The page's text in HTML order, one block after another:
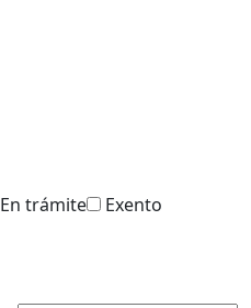
En trámite
Exento